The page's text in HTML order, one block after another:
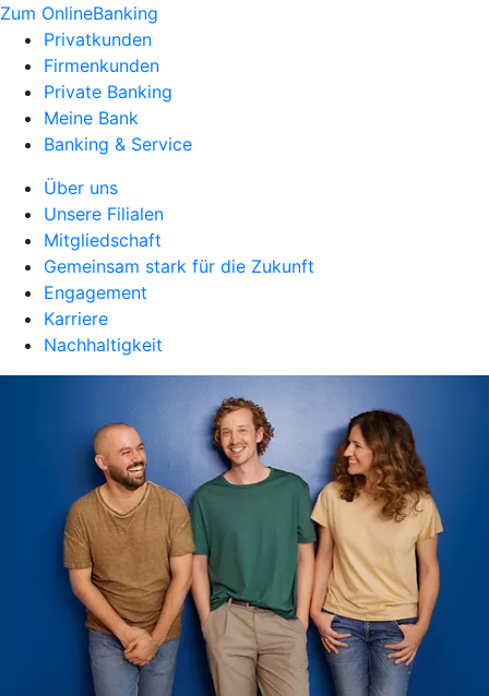
Zum OnlineBanking
Privatkunden
Firmenkunden
Private Banking
Meine Bank
Banking & Service
Über uns
Unsere Filialen
Mitgliedschaft
Gemeinsam stark für die Zukunft
Engagement
Karriere
Nachhaltigkeit